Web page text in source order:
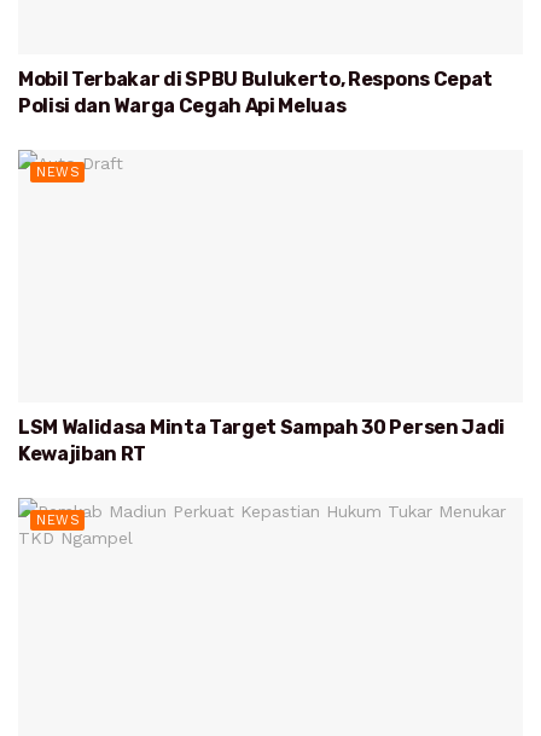
Mobil Terbakar di SPBU Bulukerto, Respons Cepat
Polisi dan Warga Cegah Api Meluas
NEWS
LSM Walidasa Minta Target Sampah 30 Persen Jadi
Kewajiban RT
NEWS